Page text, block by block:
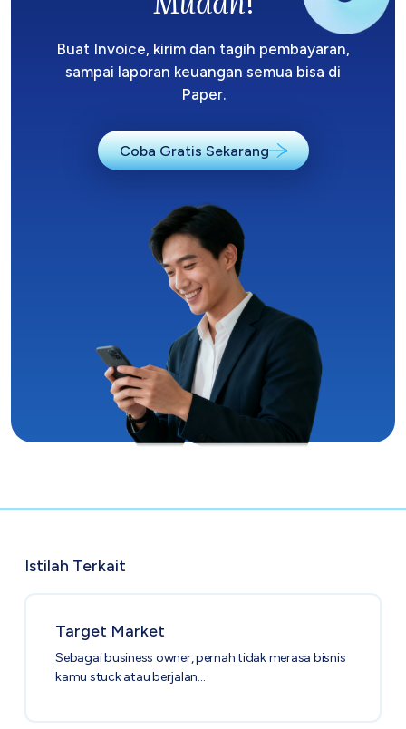
Buat Invoice, kirim dan tagih pembayaran,
sampai laporan keuangan semua bisa di
Paper.
Coba Gratis Sekarang
Istilah Terkait
Target Market
Sebagai business owner, pernah tidak merasa bisnis
kamu stuck atau berjalan…